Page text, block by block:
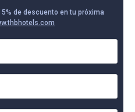
de descuento en tu próxima